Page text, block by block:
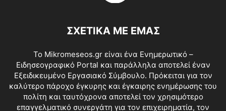
ΣΧΕΤΙΚΑ ΜΕ ΕΜΑΣ
Το Mikromeseos.gr είναι ένα Ενημερωτικό –
Ειδησεογραφικό Portal και παράλληλα αποτελεί έναν
Εξειδικευμένο Εργασιακό Σύμβουλο. Πρόκειται για τον
καλύτερο πάροχο έγκυρης και έγκαιρης ενημέρωσης του
πολίτη και ταυτόχρονα αποτελεί τον χρησιμότερο
επαγγελματικό συνεργάτη για τον επιχειρηματία, τον